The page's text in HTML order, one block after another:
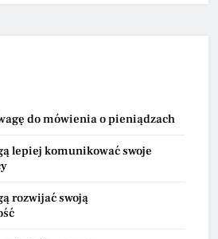
do mówienia o pieniądzach
lepiej komunikować swoje
rozwijać swoją